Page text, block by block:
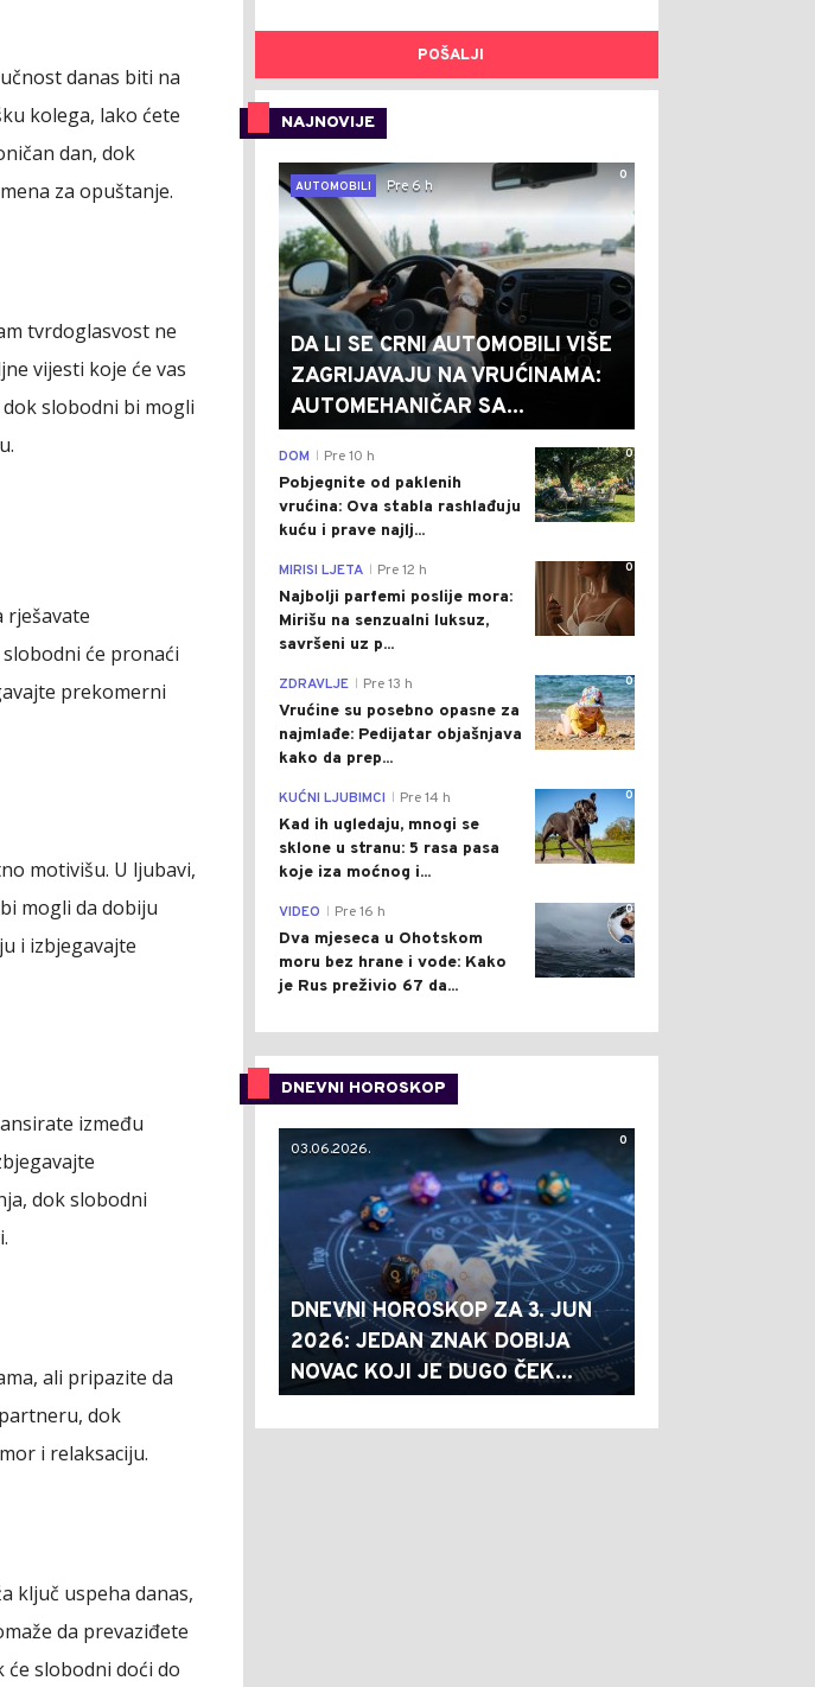
danas biti na
kolega, lako ćete
dan, dok
za opuštanje.
tvrdoglasvost ne
vijesti koje će vas
slobodni bi mogli
rješavate
će pronaći
prekomerni
motivišu. U ljubavi,
mogli da dobiju
i izbjegavajte
između
dok slobodni
ali pripazite da
dok
i relaksaciju.
ključ uspeha danas,
da prevaziđete
slobodni doći do
POŠALJI
NAJNOVIJE
0
AUTOMOBILI
Pre 6 h
DA LI SE CRNI AUTOMOBILI VIŠE
ZAGRIJAVAJU NA VRUĆINAMA:
AUTOMEHANIČAR SA...
0
DOM Pre 10 h
Pobjegnite od paklenih
vrućina: Ova stabla rashlađuju
kuću i prave najlj...
0
MIRISI LJETA Pre 12 h
Najbolji parfemi poslije mora:
Mirišu na senzualni luksuz,
savršeni uz p...
0
ZDRAVLJE Pre 13 h
Vrućine su posebno opasne za
najmlađe: Pedijatar objašnjava
kako da prep...
0
KUĆNI LJUBIMCI Pre 14 h
Kad ih ugledaju, mnogi se
sklone u stranu: 5 rasa pasa
koje iza moćnog i...
0
VIDEO Pre 16 h
Dva mjeseca u Ohotskom
moru bez hrane i vode: Kako
je Rus preživio 67 da...
DNEVNI HOROSKOP
0
03.06.2026.
DNEVNI HOROSKOP ZA 3. JUN
2026: JEDAN ZNAK DOBIJA
NOVAC KOJI JE DUGO ČEK...